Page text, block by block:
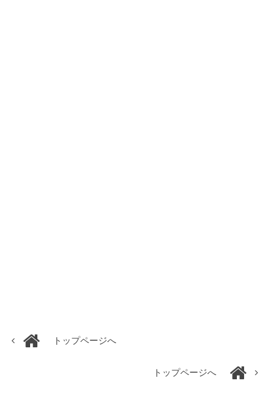
トップページへ
トップページへ